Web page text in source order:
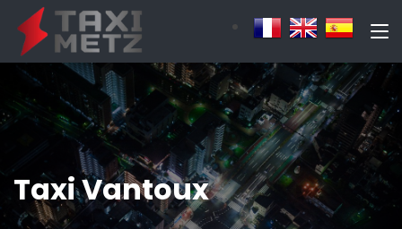
Taxi Vantoux